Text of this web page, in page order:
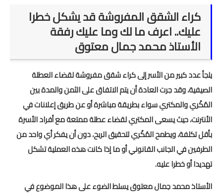
المستوى الخامس
المستوى السادس
فروض و امتحانات
التقويم التشخيصي
المرحلة الأولى
المرحلة الثانية
المرحلة الثالثة
كراء الشقق المفروشة قد يشكل خطرا
عليك.. اعرف ما لك وما عليك رفقة
الأستاذ محمد جمال معتوق
يلجأ عدد كبير من الأسر إلى كراء شقق مفروشة لقضاء العطلة
الصيفية، وقد جرت العادة أن يتم الاتفاق على الثمن والمدة بين
المُكْري والمكتري سواء بطريقة مباشرة أو عن طريق إعلانات في
الأنترنت، حيث يسعى المكتري لقضاء عطلة ممتعة مع أفراد الأسرة
بأقل تكلفة، ويطمح المُكْري لتحقيق الربح، دون أن يفكر أي واحد من
الطرفين في الجانب القانوني أو ما إذا كانت هذه العملية تشكل
تهديدا أو خطرا عليه.
الأستاذ محمد جمال معتوق يسلط الضوء على هذا الموضوع في